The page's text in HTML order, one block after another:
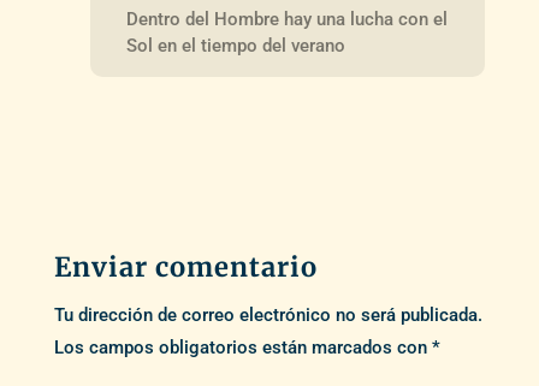
Dentro del Hombre hay una lucha con el
Sol en el tiempo del verano
Enviar comentario
Tu dirección de correo electrónico no será publicada.
Los campos obligatorios están marcados con *